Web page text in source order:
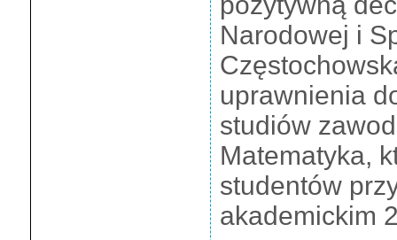
Narodowej i
uprawnienia
studiów
Matematyka,
studentów
akademickim